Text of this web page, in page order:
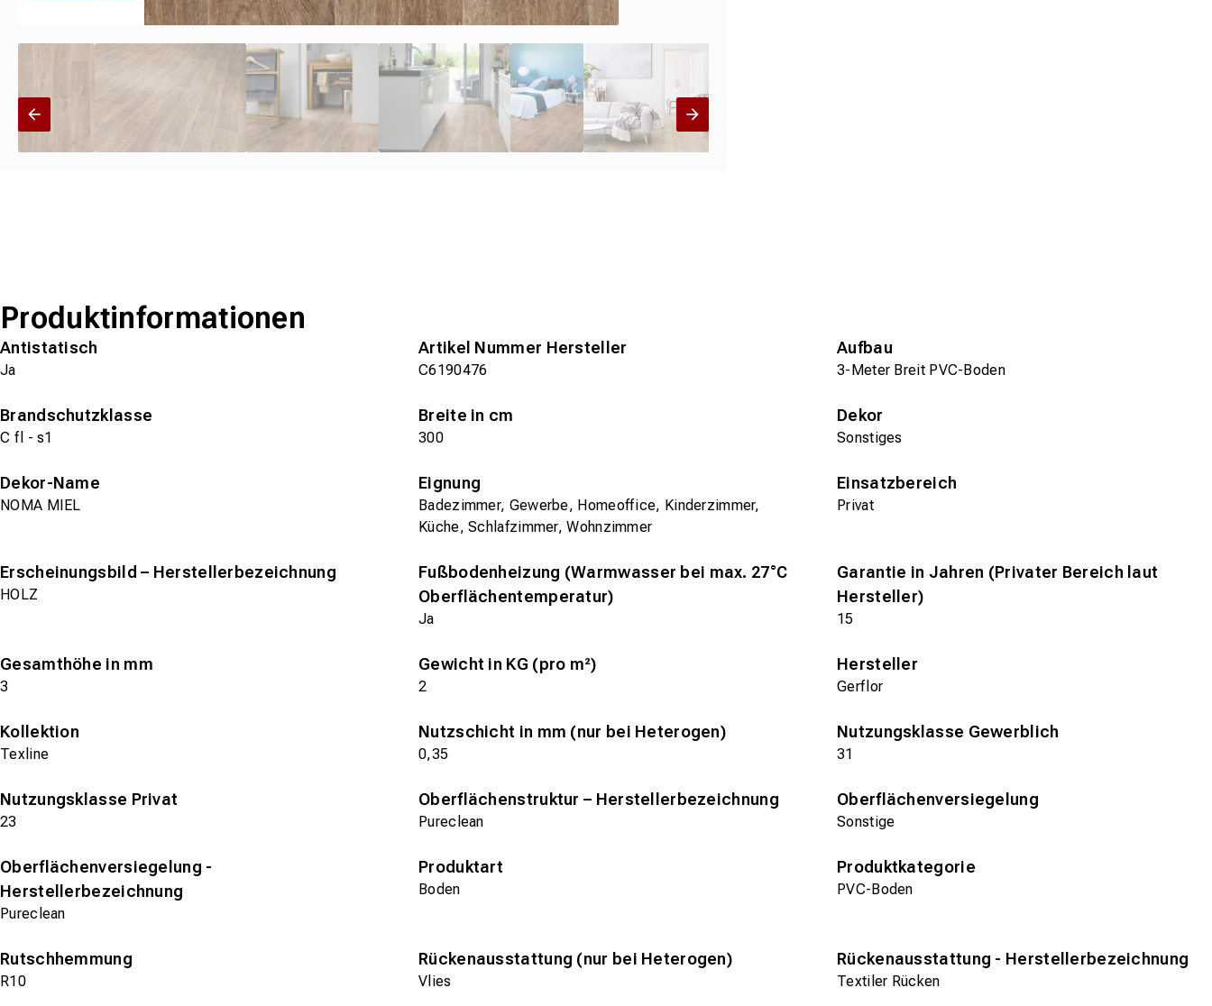
Produktinformationen
Antistatisch
Ja
Artikel Nummer Hersteller
C6190476
Aufbau
3-Meter Breit PVC-Boden
Brandschutzklasse
C fl - s1
Breite in cm
300
Dekor
Sonstiges
Dekor-Name
NOMA MIEL
Eignung
Badezimmer, Gewerbe, Homeoffice, Kinderzimmer,
Küche, Schlafzimmer, Wohnzimmer
Einsatzbereich
Privat
Erscheinungsbild – Herstellerbezeichnung
HOLZ
Fußbodenheizung (Warmwasser bei max. 27°C
Oberflächentemperatur)
Ja
Garantie in Jahren (Privater Bereich laut
Hersteller)
15
Gesamthöhe in mm
3
Gewicht in KG (pro m²)
2
Hersteller
Gerflor
Kollektion
Texline
Nutzschicht in mm (nur bei Heterogen)
0,35
Nutzungsklasse Gewerblich
31
Nutzungsklasse Privat
23
Oberflächenstruktur – Herstellerbezeichnung
Pureclean
Oberflächenversiegelung
Sonstige
Oberflächenversiegelung -
Herstellerbezeichnung
Pureclean
Produktart
Boden
Produktkategorie
PVC-Boden
Rutschhemmung
R10
Rückenausstattung (nur bei Heterogen)
Vlies
Rückenausstattung - Herstellerbezeichnung
Textiler Rücken